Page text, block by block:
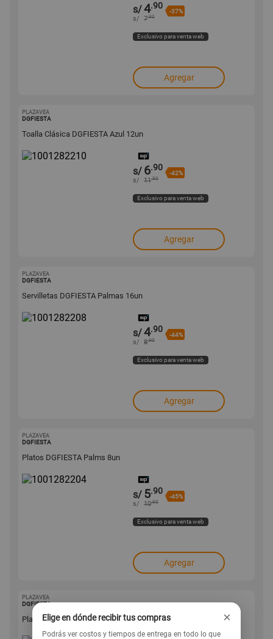
s/4.90
-37%
s/ 7.90
Exclusivo para venta web
Agregar
PLAZAVEA
DGFIESTA
Toalla Clásica DGFIESTA Azul 12un
s/ 6.90
-42%
s/ 11.90
Exclusivo para venta web
Agregar
PLAZAVEA
DGFIESTA
Servilletas DGFIESTA Palmas 16un
s/4.90
-44%
s/ 8.90
Exclusivo para venta web
Agregar
PLAZAVEA
DGFIESTA
Platos DGFIESTA Palms 8un
s/ 5.90
-45%
s/ 10.90
Exclusivo para venta web
Agregar
PLAZAVEA
DGFIESTA
Platos DGFIESTA Spiderman 6un
Elige en dónde recibir tus compras ×
Podrás ver costos y tiempos de entrega en todo lo que